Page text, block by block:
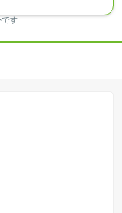
目もあります。
のプラン例は特定の建築請
ものが同価格で建てられる
。
が、一定期間内に成立する
成立に向けて設計プランを
ために必要な相当の期間の
たかどうかにより結論を出
いくプランが出来ず、建築請
す